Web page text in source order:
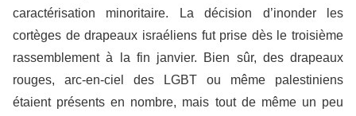
caractérisation minoritaire. La décision d’inonder les
cortèges de drapeaux israéliens fut prise dès le troisième
rassemblement à la fin janvier. Bien sûr, des drapeaux
rouges, arc-en-ciel des LGBT ou même palestiniens
étaient présents en nombre, mais tout de même un peu